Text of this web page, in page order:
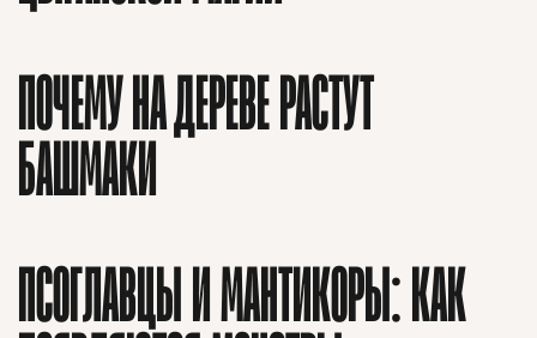
ПОЧЕМУ НА ДЕРЕВЕ РАСТУТ
БАШМАКИ
ПСОГЛАВЦЫ И МАНТИКОРЫ: КАК